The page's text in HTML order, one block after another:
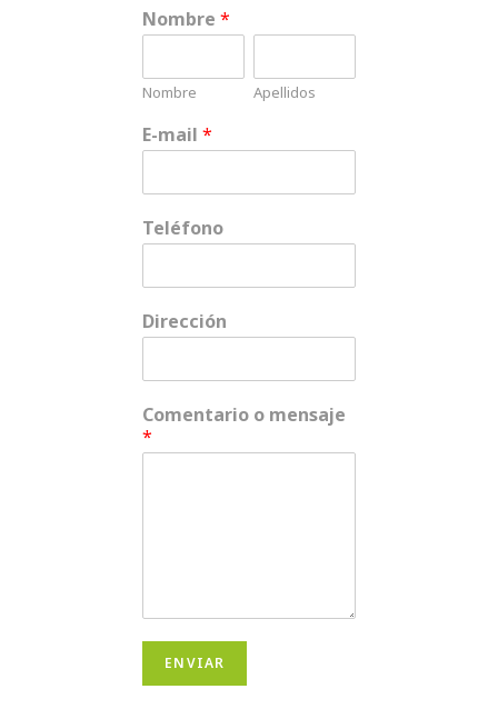
Nombre*
Nombre Apellidos
E-mail*
Teléfono
Dirección
Comentario o mensaje
*
ENVIAR